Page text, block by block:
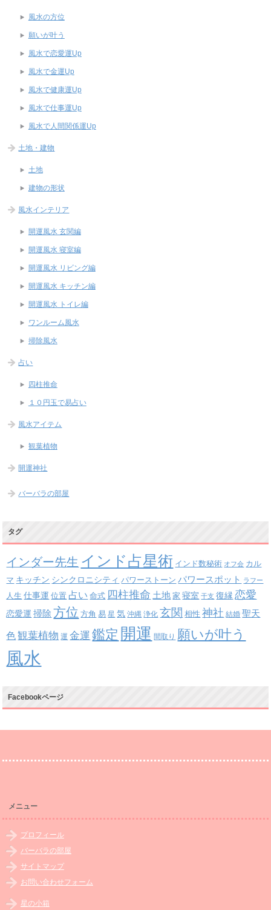
風水の方位
願いが叶う
風水で恋愛運Up
風水で金運Up
風水で健康運Up
風水で仕事運Up
風水で人間関係運Up
土地・建物
土地
建物の形状
風水インテリア
開運風水 玄関編
開運風水 寝室編
開運風水 リビング編
開運風水 キッチン編
開運風水 トイレ編
ワンルーム風水
掃除風水
占い
四柱推命
１０円玉で易占い
風水アイテム
観葉植物
開運神社
バーバラの部屋
タグ
インダー先生 インド占星術 インド数秘術 オフ会 カル
マ キッチン シンクロニシティ パワーストーン パワースポット ラフー
人生 仕事運 位置 占い 命式 四柱推命 土地 家 寝室 干支 復縁 恋愛
恋愛運 掃除 方位 方角 易 星 気 沖縄 浄化 玄関 相性 神社 結婚 聖天
色 観葉植物 運 金運 鑑定 開運 間取り 願いが叶う
風水
Facebookページ
メニュー
プロフィール
バーバラの部屋
サイトマップ
お問い合わせフォーム
星の小箱